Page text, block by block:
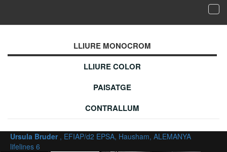
LLIURE MONOCROM
LLIURE COLOR
PAISATGE
CONTRALLUM
Ursula Bruder , EFIAP/d2 EPSA, Hausham, ALEMANYA
lifelines 6